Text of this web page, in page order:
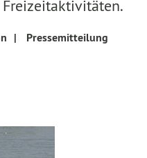
| Pressemitteilung